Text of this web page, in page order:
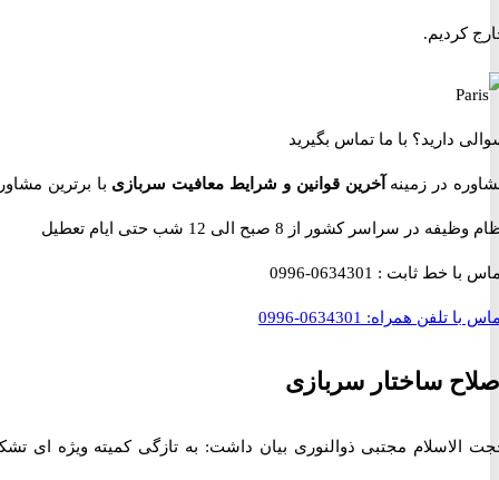
دارید؟ با ما تماس بگیرید
در زمینهآخرین قوانین و شرایط معافیت سربازیبا برترین مشاوران
در سراسر کشور از 8 صبح الی 12 شب حتی ایام تعطیل
با خط ثابت :0634301-0996
تلفن همراه:0634301-0996
ساختار سربازی
مجتبی ذوالنوری بیان داشت: به تازگی کمیته ویژه ای تشکیل